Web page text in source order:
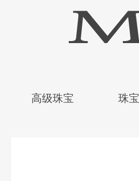
高级珠宝 珠宝